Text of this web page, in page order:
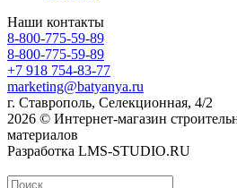
Наши контакты
8-800-775-59-89
8-800-775-59-89
+7 918 754-83-77
marketing@batyanya.ru
г. Ставрополь, Селекционная, 4/2
2026 © Интернет-магазин
материалов
Разработка LMS-STUDIO.RU